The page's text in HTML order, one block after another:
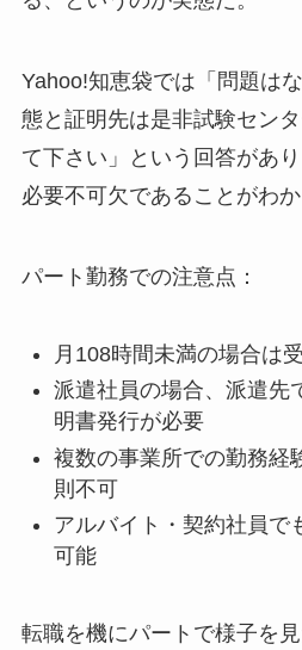
Yahoo!知恵袋では「問題は
態と証明先は是非試験セン
て下さい」という回答があ
必要不可欠であることがわか
パート勤務での注意点：
月108時間未満の場合は
派遣社員の場合、派遣先
明書発行が必要
複数の事業所での勤務経
則不可
アルバイト・契約社員で
可能
転職を機にパートで様子を